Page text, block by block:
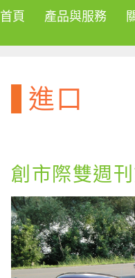
首頁 產品與服務
進口
創市際雙週